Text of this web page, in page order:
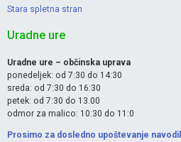
Stara spletna stran
Uradne ure
Uradne ure – občinska uprava
ponedeljek: od 7:30 do 14:30
sreda: od 7:30 do 16:30
petek: od 7:30 do 13.00
odmor za malico: 10:30 do 11:0
Prosimo za dosledno upoštevanje